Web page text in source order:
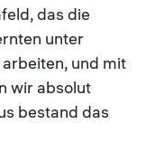
das die
unter
und mit
wir absolut
bestand das